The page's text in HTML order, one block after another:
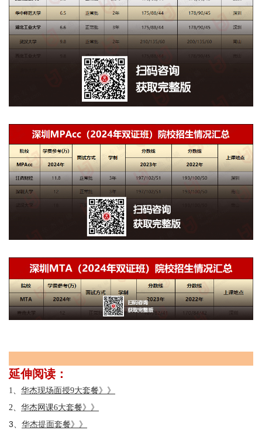
延伸阅读：
1、 华杰现场面授9大套餐》》
2、 华杰网课6大套餐》》
3、 华杰提面套餐》》